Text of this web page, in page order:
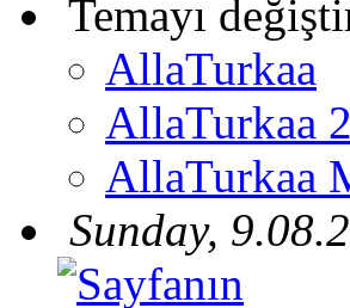
Temayı
AllaTurkaa
AllaTurkaa 2
AllaTurkaa
Sunday,